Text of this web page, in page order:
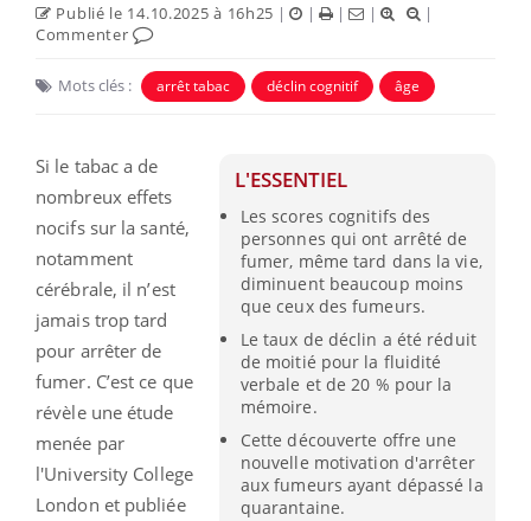
Publié le 14.10.2025 à 16h25 | | | |
|
Commenter
Mots clés : arrêt tabac déclin cognitif âge
L'ESSENTIEL
Les scores cognitifs des
personnes qui ont arrêté de
fumer, même tard dans la vie,
diminuent beaucoup moins
que ceux des fumeurs.
Le taux de déclin a été réduit
de moitié pour la fluidité
verbale et de 20 % pour la
mémoire.
Cette découverte offre une
nouvelle motivation d'arrêter
aux fumeurs ayant dépassé la
quarantaine.
Si le tabac a de
nombreux effets
nocifs sur la santé,
notamment
cérébrale, il n’est
jamais trop tard
pour arrêter de
fumer. C’est ce que
révèle une étude
menée par
l'University College
London et publiée